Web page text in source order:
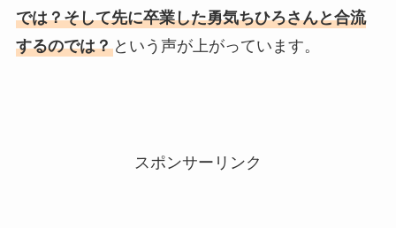
では？そして先に卒業した勇気ちひろさんと合流
するのでは？という声が上がっています。
スポンサーリンク